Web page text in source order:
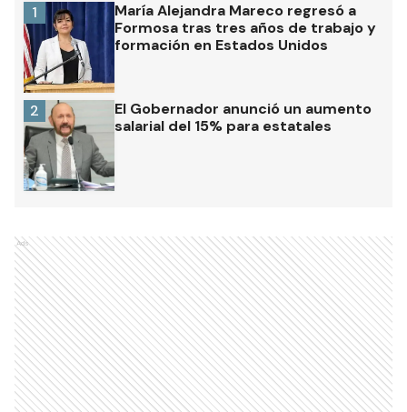
María Alejandra Mareco regresó a
Formosa tras tres años de trabajo y
formación en Estados Unidos
1
El Gobernador anunció un aumento
salarial del 15% para estatales
2
Ads